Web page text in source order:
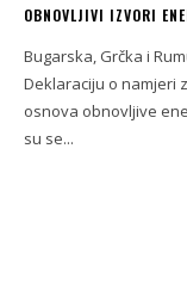
OBNOVLJIVI IZVORI
Bugarska, Grčka i
Deklaraciju o namjeri
osnova obnovljive
su se...